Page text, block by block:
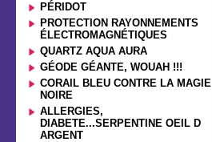
PÉRIDOT
PROTECTION RAYONNEMENTS
ÉLECTROMAGNÉTIQUES
QUARTZ AQUA AURA
GÉODE GÉANTE, WOUAH !!!
CORAIL BLEU CONTRE LA MAGIE
NOIRE
ALLERGIES,
DIABETE...SERPENTINE OEIL D
ARGENT